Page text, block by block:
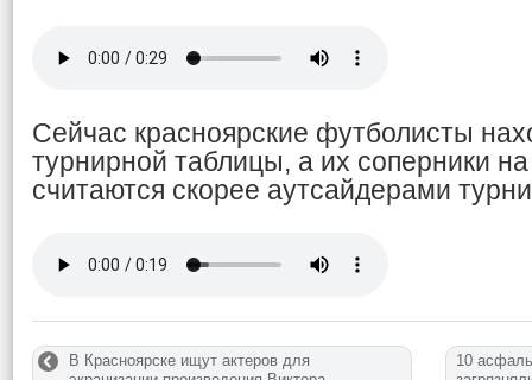
Сейчас красноярские футболисты
турнирной таблицы, а их соперники
считаются скорее аутсайдерами
В Красноярске ищут актеров для
10